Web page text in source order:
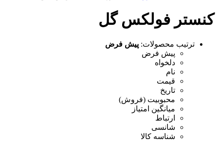
کنستر فولکس گل
ترتیب محصولات: پیش فرض
پیش فرض
دلخواه
نام
قیمت
تاریخ
محبوبیت (فروش)
میانگین امتیاز
ارتباط
شانسی
شناسه کالا